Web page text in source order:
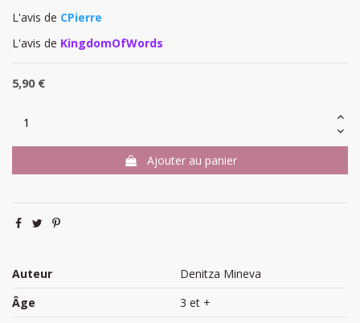
L'avis de CPierre
L'avis de KingdomOfWords
5,90 €
Ajouter au panier
Auteur
Denitza Mineva
Âge
3 et +